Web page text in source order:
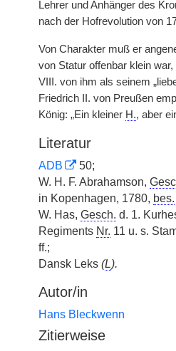
Lehrer und Anhänger des
nach der Hofrevolution von
Von Charakter muß er
von Statur offenbar klein
VIII. von ihm als seinem
Friedrich II. von Preußen
König: „Ein kleiner H., aber
Literatur
ADB
50;
W. H. F. Abrahamson,
in Kopenhagen, 1780, bes.
W. Has, Gesch. d. 1.
Regiments Nr. 11 u. s.
ff.;
Dansk Leks (L).
Autor/in
Hans Bleckwenn
Zitierweise